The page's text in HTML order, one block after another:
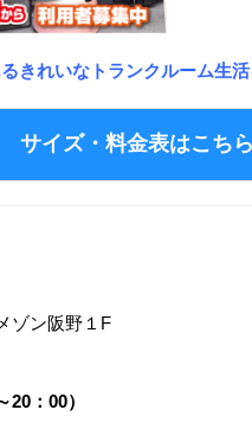
きれいなトランクルーム生
サイズ・料金表はこち
ゾン阪野１F
：00）